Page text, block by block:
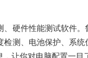
硬件性能测试软件
测、电池保护、系